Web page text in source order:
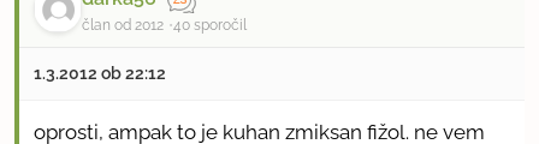
član od 2012 40 sporočil
1.3.2012 ob 22:12
oprosti, ampak to je kuhan zmiksan fižol. ne vem